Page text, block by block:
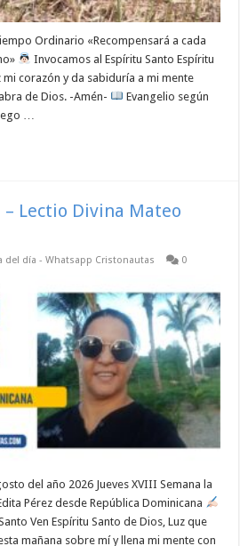
Ordinario «Recompensará a cada
Invocamos al Espíritu Santo Espíritu
corazón y da sabiduría a mi mente
de Dios. -Amén-
Evangelio según
…
Lectio Divina Mateo
del día - Whatsapp Cristonautas 0
del año 2026 Jueves XVIII Semana la
Pérez desde República Dominicana
Ven Espíritu Santo de Dios, Luz que
mañana sobre mí y llena mi mente con